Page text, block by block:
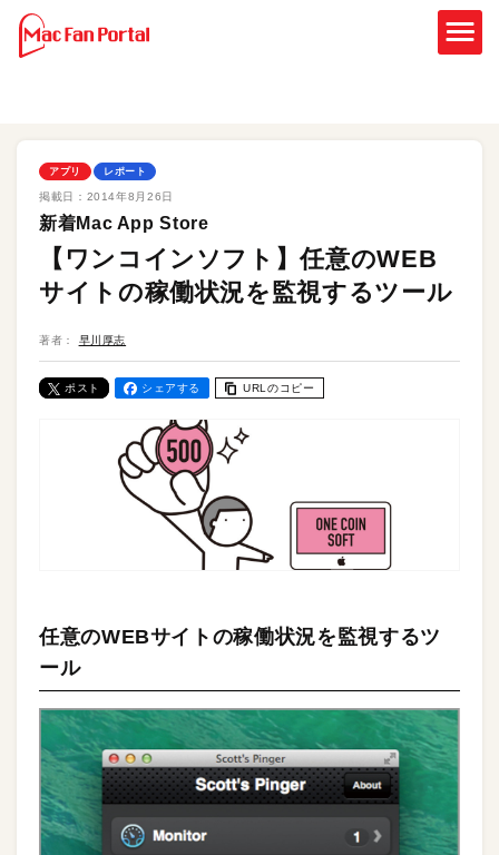
アプリ レポート
掲載日： 2014年8月26日
新着Mac App Store
【ワンコインソフト】任意のWEB
サイトの稼働状況を監視するツール
著者： 早川厚志
ポスト シェアする URLのコピー
任意のWEBサイトの稼働状況を監視するツ
ール